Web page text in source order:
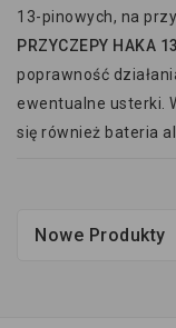
13-pinowych, na
PRZYCZEPY HAKA
poprawność
ewentualne usterki.
się również bateria
Nowe Produkty